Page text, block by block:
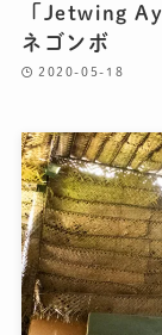
「Jetwing
ネゴンボ
2020-05-18